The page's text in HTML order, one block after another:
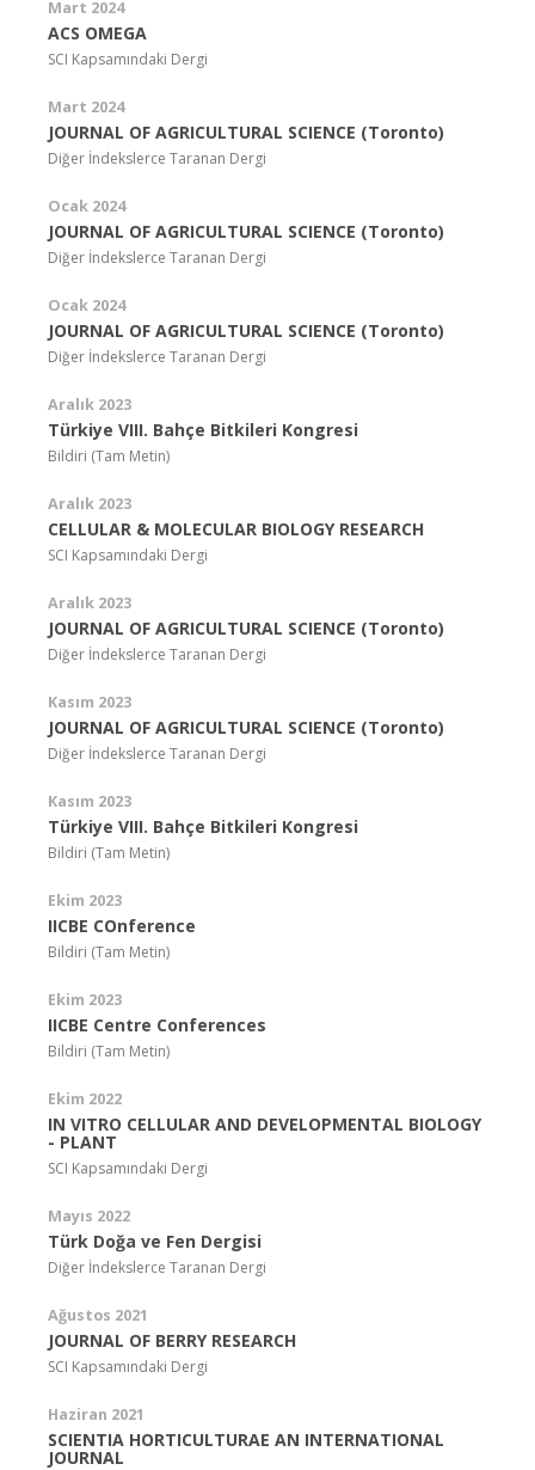
Mart 2024
ACS OMEGA
SCI Kapsamındaki Dergi
Mart 2024
JOURNAL OF AGRICULTURAL SCIENCE (Toronto)
Diğer İndekslerce Taranan Dergi
Ocak 2024
JOURNAL OF AGRICULTURAL SCIENCE (Toronto)
Diğer İndekslerce Taranan Dergi
Ocak 2024
JOURNAL OF AGRICULTURAL SCIENCE (Toronto)
Diğer İndekslerce Taranan Dergi
Aralık 2023
Türkiye VIII. Bahçe Bitkileri Kongresi
Bildiri (Tam Metin)
Aralık 2023
CELLULAR & MOLECULAR BIOLOGY RESEARCH
SCI Kapsamındaki Dergi
Aralık 2023
JOURNAL OF AGRICULTURAL SCIENCE (Toronto)
Diğer İndekslerce Taranan Dergi
Kasım 2023
JOURNAL OF AGRICULTURAL SCIENCE (Toronto)
Diğer İndekslerce Taranan Dergi
Kasım 2023
Türkiye VIII. Bahçe Bitkileri Kongresi
Bildiri (Tam Metin)
Ekim 2023
IICBE COnference
Bildiri (Tam Metin)
Ekim 2023
IICBE Centre Conferences
Bildiri (Tam Metin)
Ekim 2022
IN VITRO CELLULAR AND DEVELOPMENTAL BIOLOGY
- PLANT
SCI Kapsamındaki Dergi
Mayıs 2022
Türk Doğa ve Fen Dergisi
Diğer İndekslerce Taranan Dergi
Ağustos 2021
JOURNAL OF BERRY RESEARCH
SCI Kapsamındaki Dergi
Haziran 2021
SCIENTIA HORTICULTURAE AN INTERNATIONAL
JOURNAL